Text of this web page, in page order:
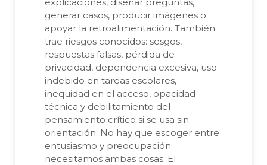
generar casos, producir imágenes o
apoyar la retroalimentación. También
trae riesgos conocidos: sesgos,
respuestas falsas, pérdida de
privacidad, dependencia excesiva, uso
indebido en tareas escolares,
inequidad en el acceso, opacidad
técnica y debilitamiento del
pensamiento crítico si se usa sin
orientación. No hay que escoger entre
entusiasmo y preocupación:
necesitamos ambas cosas. El